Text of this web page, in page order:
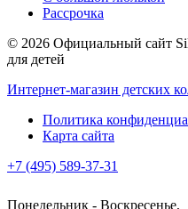
Рассрочка
© 2026 Официальный сайт
для детей
Интернет-магазин детских
Политика
Карта сайта
+7 (495) 589-37-31
Понедельник - Воскресенье,